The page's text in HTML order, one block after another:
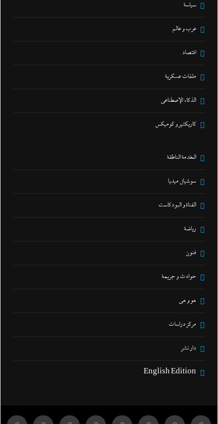
سياسة
عرب و عالم
اقتصاد
ملفات عسكرية
الذكاء الإصطناعي
كاريكتير و كوميكس
الخدمة الناطقة
سوشيال ميديا
القناة و البودكاست
رياضة
فنون
حوادث و جريمة
هو و هي
مركز دراسات
دار نشر
English Edition